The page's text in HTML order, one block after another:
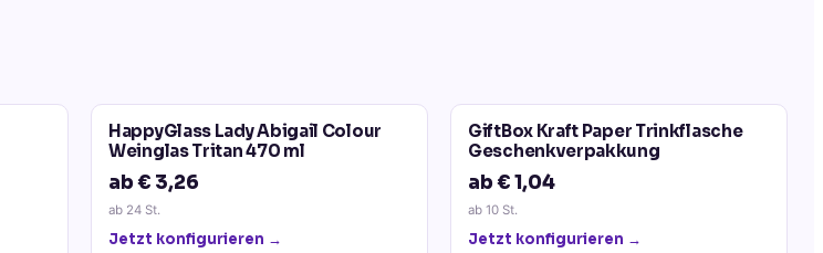
HappyGlass Lady Abigail Colour
Weinglas Tritan 470 ml
ab € 3,26
ab 24 St.
Jetzt konfigurieren →
GiftBox Kraft Paper Trinkflasche
Geschenkverpakkung
ab € 1,04
ab 10 St.
Jetzt konfigurieren →